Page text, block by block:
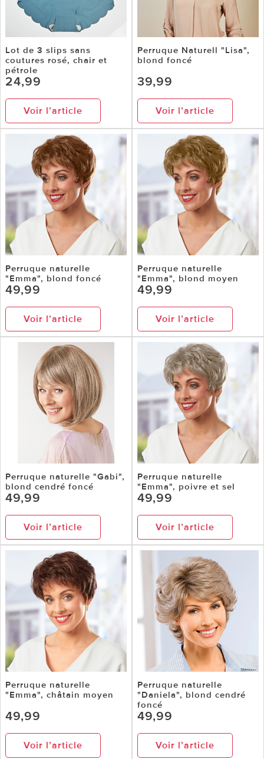
Lot de 3 slips sans
coutures rosé, chair et
pétrole
24,99
Voir l’article
Perruque Naturell "Lisa",
blond foncé
39,99
Voir l’article
Perruque naturelle
"Emma", blond foncé
49,99
Voir l’article
Perruque naturelle
"Emma", blond moyen
49,99
Voir l’article
Perruque naturelle "Gabi",
blond cendré foncé
49,99
Voir l’article
Perruque naturelle
"Emma", poivre et sel
49,99
Voir l’article
Perruque naturelle
"Emma", châtain moyen
49,99
Voir l’article
Perruque naturelle
"Daniela", blond cendré
foncé
49,99
Voir l’article